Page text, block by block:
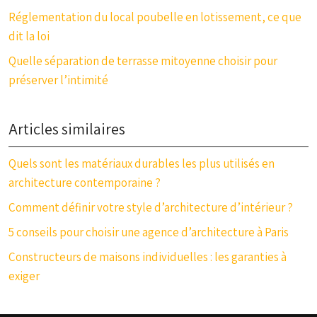
Réglementation du local poubelle en lotissement, ce que
dit la loi
Quelle séparation de terrasse mitoyenne choisir pour
préserver l’intimité
Articles similaires
Quels sont les matériaux durables les plus utilisés en
architecture contemporaine ?
Comment définir votre style d’architecture d’intérieur ?
5 conseils pour choisir une agence d’architecture à Paris
Constructeurs de maisons individuelles : les garanties à
exiger